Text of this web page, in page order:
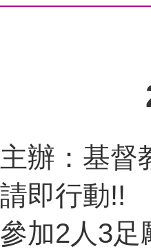
主辦： 基督
請即行動!!
參加2人3足